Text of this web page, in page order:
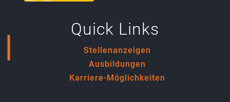
Quick Links
Stellenanzeigen
Ausbildungen
Karriere-Möglichkeiten